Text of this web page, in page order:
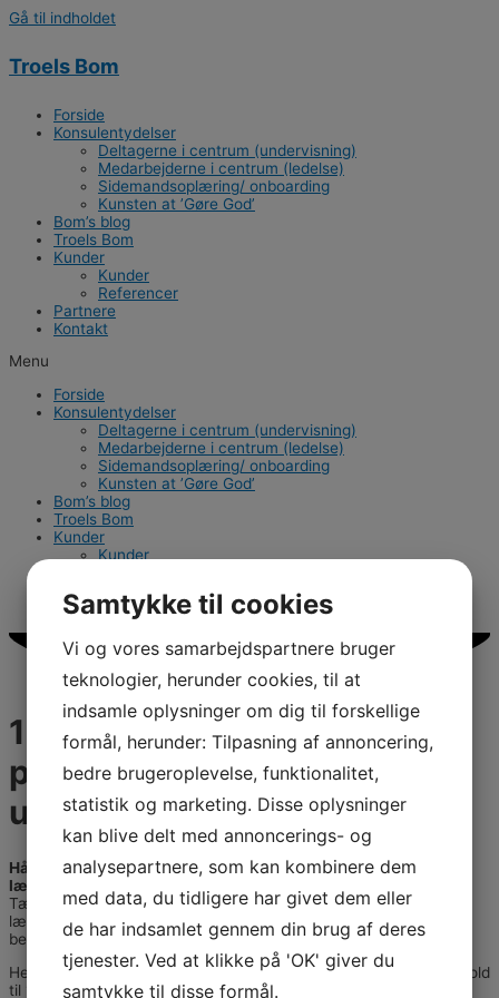
Gå til indholdet
Troels Bom
Forside
Konsulentydelser
Deltagerne i centrum (undervisning)
Medarbejderne i centrum (ledelse)
Sidemandsoplæring/ onboarding
Kunsten at ’Gøre God’
Bom’s blog
Troels Bom
Kunder
Kunder
Referencer
Partnere
Kontakt
Menu
Forside
Konsulentydelser
Deltagerne i centrum (undervisning)
Medarbejderne i centrum (ledelse)
Sidemandsoplæring/ onboarding
Kunsten at ’Gøre God’
Bom’s blog
Troels Bom
Kunder
Kunder
Partnere
Kontakt
18 springende punkter – tag
pulsen på jeres
undervisningskultur!
Hånden på hjertet, hvor gode er I til at skabe effektive
læreprocesser med jeres interne undervisning?
Tænk hvis I kunne, lad os sige, fordoble såvel den umiddelbare
læring som effekten i praksis af undervisningen … Hvad ville det
betyde for jeres virksomhed?
Her får du chancen for at teste jeres undervisningskvalitet i forhold
til 18 ’springende punkter’, når det gælder at omsætte intern
Samtykke til cookies
Vi og vores samarbejdspartnere bruger
teknologier, herunder cookies, til at
indsamle oplysninger om dig til forskellige
formål, herunder: Tilpasning af annoncering,
bedre brugeroplevelse, funktionalitet,
statistik og marketing. Disse oplysninger
kan blive delt med annoncerings- og
analysepartnere, som kan kombinere dem
med data, du tidligere har givet dem eller
de har indsamlet gennem din brug af deres
tjenester. Ved at klikke på 'OK' giver du
samtykke til disse formål.